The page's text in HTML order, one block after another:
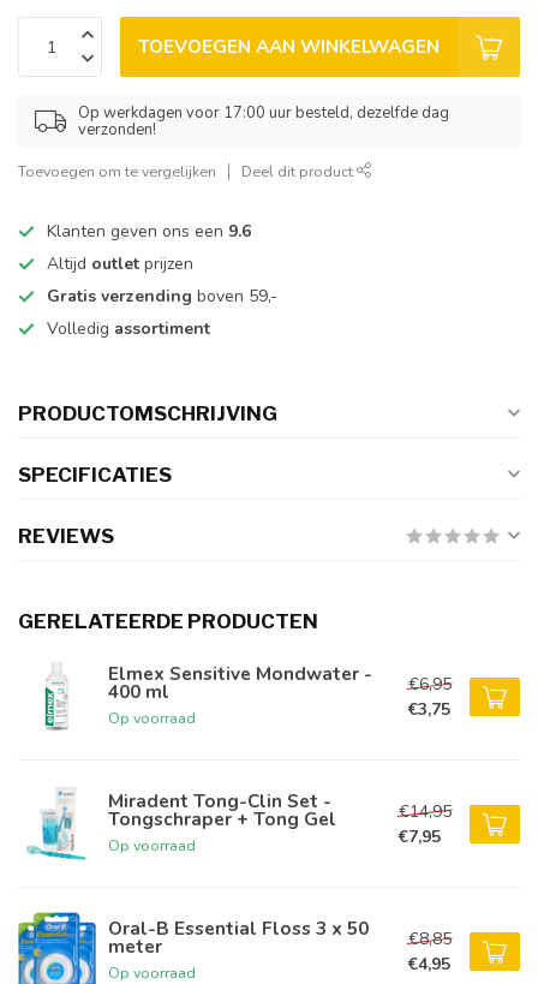
TOEVOEGEN AAN WINKELWAGEN
Op werkdagen voor 17:00 uur besteld, dezelfde dag
verzonden!
Toevoegen om te vergelijken Deel dit product
Klanten geven ons een 9.6
Altijd outlet prijzen
Gratis verzending boven 59,-
Volledig assortiment
PRODUCTOMSCHRIJVING
SPECIFICATIES
REVIEWS
GERELATEERDE PRODUCTEN
Elmex Sensitive Mondwater -
400 ml
Op voorraad
€6,95
€3,75
Miradent Tong-Clin Set -
Tongschraper + Tong Gel
Op voorraad
€14,95
€7,95
Oral-B Essential Floss 3 x 50
meter
Op voorraad
€8,85
€4,95